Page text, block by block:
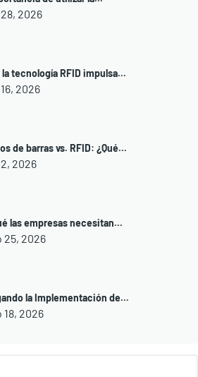
2026
tecnología RFID impulsa...
2026
de barras vs. RFID: ¿Qué...
2026
las empresas necesitan...
25, 2026
la Implementación de...
2026